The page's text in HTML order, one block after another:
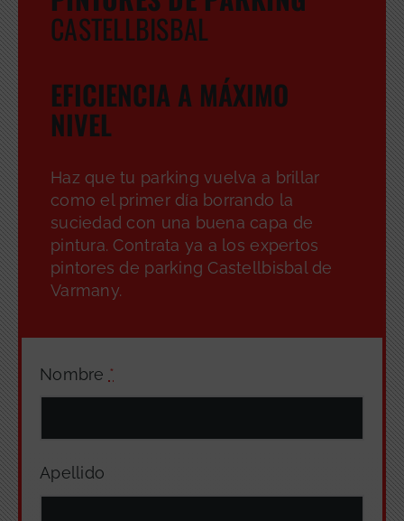
Nombre *
Apellido
CASTELLBISBAL
EFICIENCIA A MÁXIMO
NIVEL
Haz que tu parking vuelva a brillar
como el primer día borrando la
suciedad con una buena capa de
pintura. Contrata ya a los expertos
pintores de parking Castellbisbal de
Varmany.